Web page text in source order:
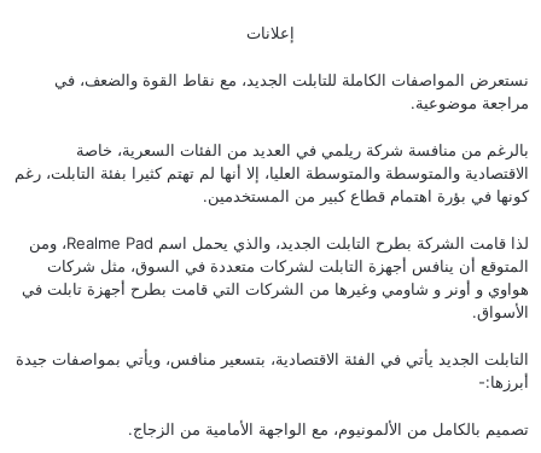
إعلانات
نستعرض المواصفات الكاملة للتابلت الجديد، مع نقاط القوة والضعف، في
مراجعة موضوعية.
بالرغم من منافسة شركة ريلمي في العديد من الفئات السعرية، خاصة
الاقتصادية والمتوسطة والمتوسطة العليا، إلا أنها لم تهتم كثيرا بفئة التابلت، رغم
كونها في بؤرة اهتمام قطاع كبير من المستخدمين.
لذا قامت الشركة بطرح التابلت الجديد، والذي يحمل اسم Realme Pad، ومن
المتوقع أن ينافس أجهزة التابلت لشركات متعددة في السوق، مثل شركات
هواوي و أونر و شاومي وغيرها من الشركات التي قامت بطرح أجهزة تابلت في
الأسواق.
التابلت الجديد يأتي في الفئة الاقتصادية، بتسعير منافس، ويأتي بمواصفات جيدة
أبرزها:-
تصميم بالكامل من الألمونيوم، مع الواجهة الأمامية من الزجاج.